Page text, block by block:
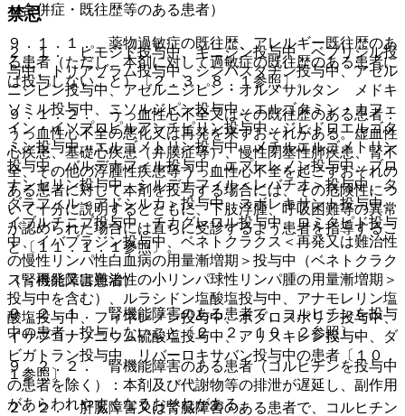
（合併症・既往歴等のある患者）
９．１．１． 薬物過敏症の既往歴、アレルギー既往歴のあ
る患者（ただし、本剤に対して過敏症の既往歴のある患者に
は投与しないこと）〔２．３、８．１参照〕。
９．１．２． うっ血性心不全又はその既往歴のある患者：
うっ血性心不全の悪化又は再発を来すおそれがある。虚血性
心疾患、基礎心疾患（弁膜症等）、慢性閉塞性肺疾患、腎不
全、その他の浮腫性疾患等うっ血性心不全を起こすおそれの
ある患者に対して本剤を投与する場合には、その危険性につ
いて十分に説明するとともに、下肢浮腫、呼吸困難等の異常
が認められた場合には直ちに受診するよう患者を指導するこ
と〔１１．１．１参照〕。
（腎機能障害患者）
９．２．１． 腎機能障害のある患者で、コルヒチンを投与
中の患者：投与しないこと〔２．２、１０．２参照〕。
９．２．２． 腎機能障害のある患者（コルヒチンを投与中
の患者を除く）：本剤及び代謝物等の排泄が遅延し、副作用
があらわれやすくなるおそれがある。
禁忌
２．１． ピモジド投与中、キニジン投与中、ベプリジル投
与中、トリアゾラム投与中、シンバスタチン投与中、アゼル
ニジピン投与中、アゼルニジピン・オルメサルタン メドキ
ソミル投与中、ニソルジピン投与中、エルゴタミン・カフェ
イン・イソプロピルアンチピリン投与中、ジヒドロエルゴタ
ミン投与中、エルゴメトリン投与中、メチルエルゴメトリン
投与中、バルデナフィル投与中、エプレレノン投与中、ブロ
ナンセリン投与中、シルデナフィル＜レバチオ＞投与中、タ
ダラフィル＜アドシルカ＞投与中、スボレキサント投与中、
イブルチニブ投与中、チカグレロル投与中、ロミタピド投与
中、イバブラジン投与中、ベネトクラクス＜再発又は難治性
の慢性リンパ性白血病の用量漸増期＞投与中（ベネトクラク
ス＜再発又は難治性の小リンパ球性リンパ腫の用量漸増期＞
投与中を含む）、ルラシドン塩酸塩投与中、アナモレリン塩
酸塩投与中、フィネレノン投与中、ボクロスポリン投与中、
イサブコナゾニウム硫酸塩投与中、アリスキレン投与中、ダ
ビガトラン投与中、リバーロキサバン投与中の患者〔１０．
１参照〕。
２．２． 肝臓障害又は腎臓障害のある患者で、コルヒチン